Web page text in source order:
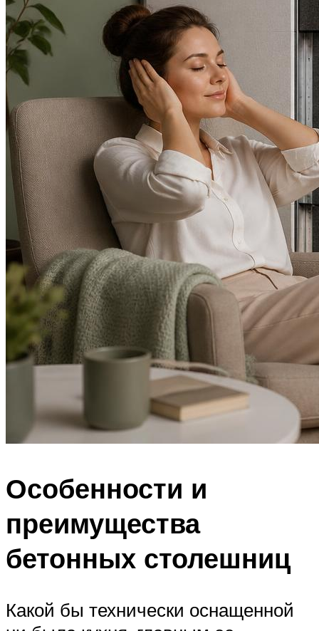
Особенности и
преимущества
бетонных столешниц
Какой бы технически оснащенной